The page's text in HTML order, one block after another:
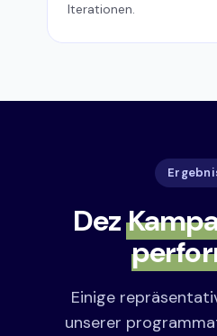
Iterationen.
Dez
Einige
unserer